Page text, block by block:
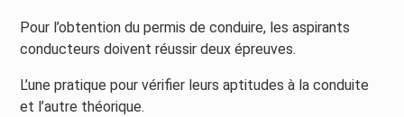
Pour l’obtention du permis de conduire, les aspirants
conducteurs doivent réussir deux épreuves.
L’une pratique pour vérifier leurs aptitudes à la conduite
et l’autre théorique.